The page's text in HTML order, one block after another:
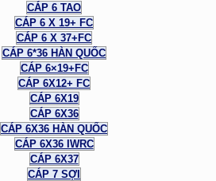
CÁP 6 TAO
CÁP 6 X 19+ FC
CÁP 6 X 37+FC
CÁP 6*36 HÀN QUỐC
CÁP 6×19+FC
CÁP 6X12+ FC
CÁP 6X19
CÁP 6X36
CÁP 6X36 HÀN QUỐC
CÁP 6X36 IWRC
CÁP 6X37
CÁP 7 SỢI